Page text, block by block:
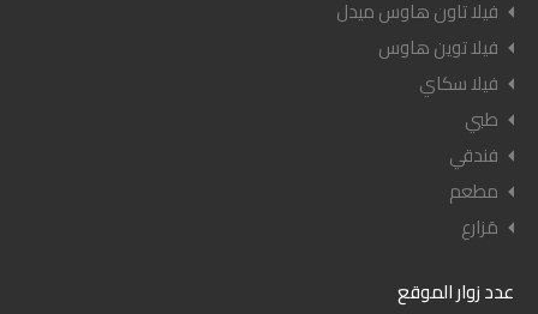
فيلا تاون هاوس ميدل
فيلا توين هاوس
فيلا سكاي
طبي
فندقي
مطعم
مَزارع
عدد زوار الموقع